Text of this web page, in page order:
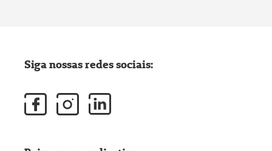
Siga nossas redes sociais: